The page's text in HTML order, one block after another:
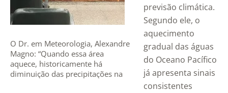
O Dr. em Meteorologia, Alexandre
Magno: “Quando essa área
aquece, historicamente há
diminuição das precipitações na
previsão climática.
Segundo ele, o
aquecimento
gradual das águas
do Oceano Pacífico
já apresenta sinais
consistentes